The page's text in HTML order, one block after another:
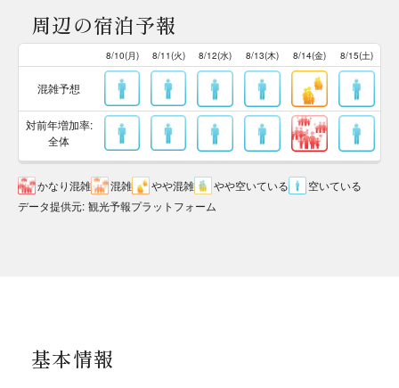
周辺の宿泊予報
8/10(月) 8/11(火) 8/12(水) 8/13(木) 8/14(金) 8/15(土)
混雑予想
対前年増加率:
全体
かなり混雑 混雑 やや混雑 やや空いている
空いている
データ提供元: 観光予報プラットフォーム
基本情報